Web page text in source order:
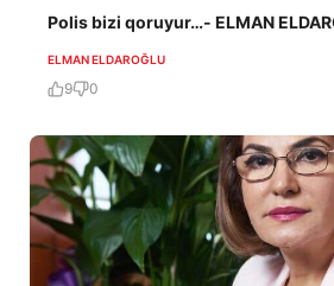
Polis bizi qoruyur…- ELMAN
ELMAN ELDAROĞLU
9 0